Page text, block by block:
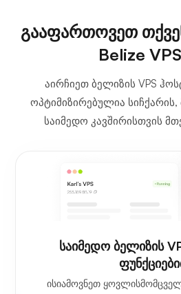
გააფართოვეთ
Belize
აირჩიეთ ბელიზის VPS
ოპტიმიზირებულია სიჩქარის,
საიმედო კავშირისთვის
საიმედო ბელიზის
ისიამოვნეთ